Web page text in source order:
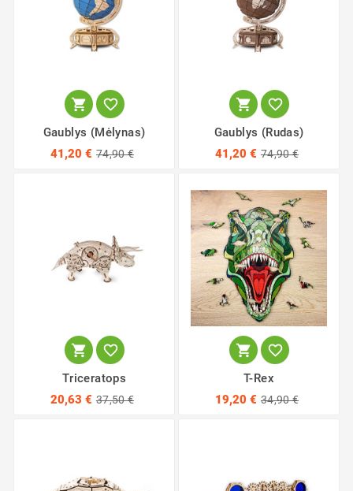
 
Gaublys (mėlynas)
41,20 € 74,90 €
 
Gaublys (rudas)
41,20 € 74,90 €
 
Triceratops
20,63 € 37,50 €
 
T-Rex
19,20 € 34,90 €